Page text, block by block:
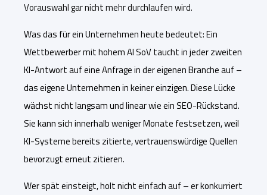
Vorauswahl gar nicht mehr durchlaufen wird.
Was das für ein Unternehmen heute bedeutet: Ein
Wettbewerber mit hohem AI SoV taucht in jeder zweiten
KI-Antwort auf eine Anfrage in der eigenen Branche auf –
das eigene Unternehmen in keiner einzigen. Diese Lücke
wächst nicht langsam und linear wie ein SEO-Rückstand.
Sie kann sich innerhalb weniger Monate festsetzen, weil
KI-Systeme bereits zitierte, vertrauenswürdige Quellen
bevorzugt erneut zitieren.
Wer spät einsteigt, holt nicht einfach auf – er konkurriert